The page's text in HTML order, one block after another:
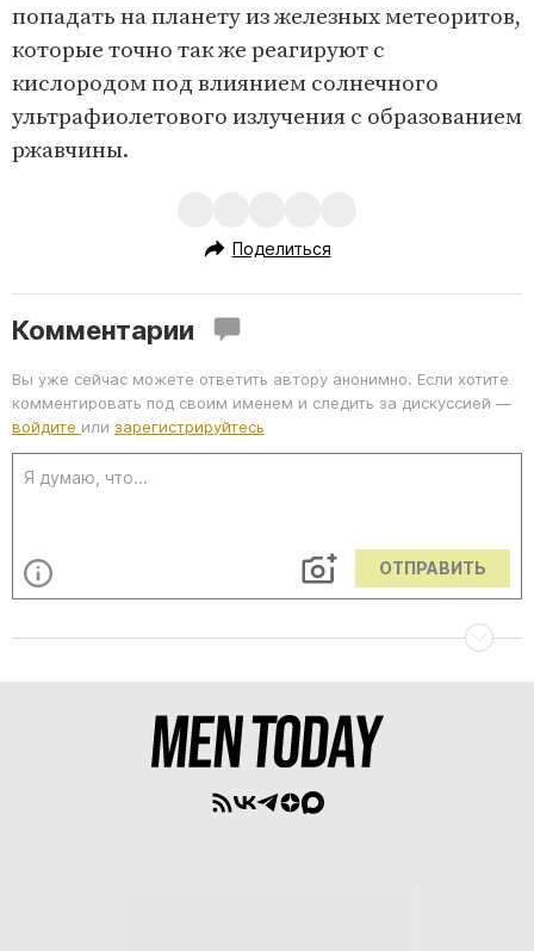
попадать на планету из железных метеоритов,
которые точно так же реагируют с
кислородом под влиянием солнечного
ультрафиолетового излучения с образованием
ржавчины.
Поделиться
Комментарии
Вы уже сейчас можете ответить автору анонимно. Если хотите
комментировать под своим именем и следить за дискуссией —
войдите или зарегистрируйтесь
ОТПРАВИТЬ